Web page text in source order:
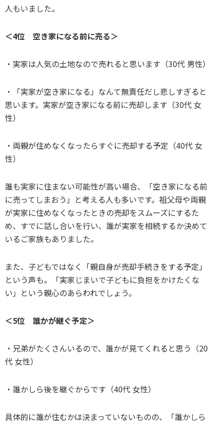
人もいました。
＜4位 空き家になる前に売る＞
・実家は人気の土地なので売れると思います（30代 男性）
・「実家が空き家になる」なんて無責任だし悲しすぎると
思います。実家が空き家になる前に売却します（30代 女
性）
・両親が住めなくなったらすぐに売却する予定（40代 女
性）
誰も実家に住まない可能性が高い場合、「空き家になる前
に売ってしまおう」と考える人も多いです。祖父母や両親
が実家に住めなくなったときの売却をスムーズにするた
め、すでに話し合いを行い、誰が実家を相続するか決めて
いるご家族もありました。
また、子どもではなく「親自身が売却手続きをする予定」
という声も。「実家じまいで子どもに負担をかけたくな
い」という親心のあらわれでしょう。
＜5位 誰かが継ぐ予定＞
・兄弟がたくさんいるので、誰かが見てくれると思う（20
代 女性）
・誰かしら後を継ぐからです（40代 女性）
具体的に誰が住むかは決まっていないものの、「誰かしら